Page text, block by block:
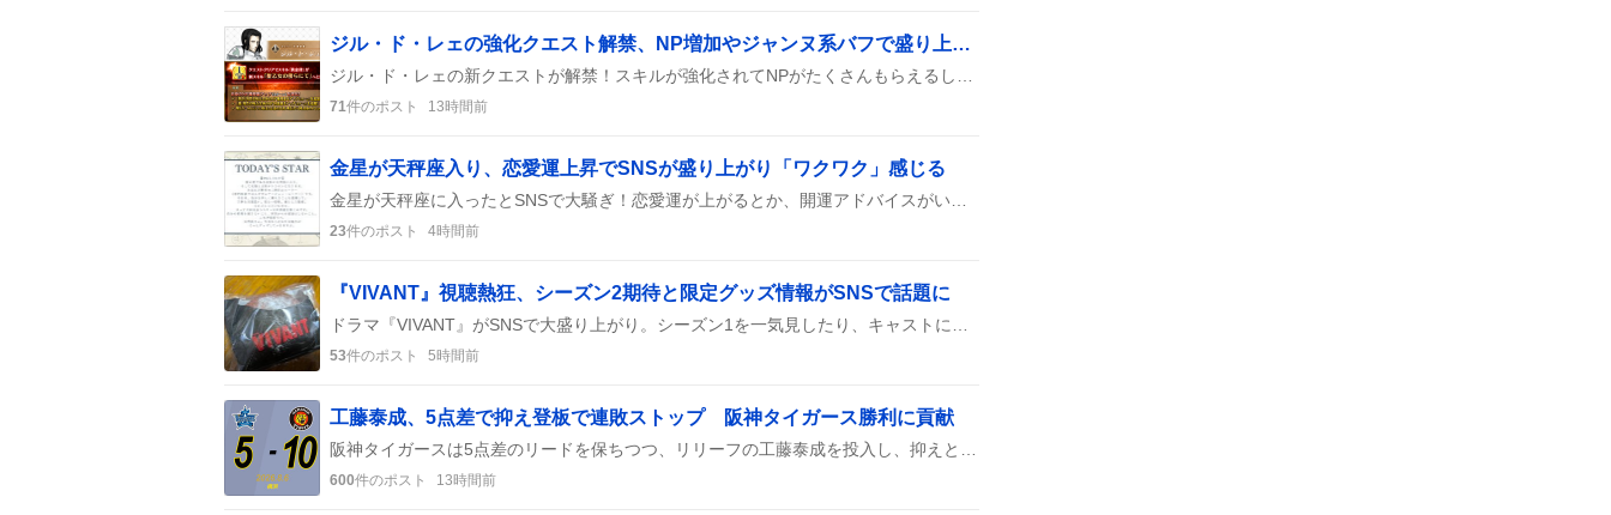
ジル・ド・レェの強化クエスト解禁、NP増加やジャンヌ系バフで盛り上がり
71件のポスト 13時間前
金星が天秤座入り、恋愛運上昇でSNSが盛り上がり「ワクワク」感じる
23件のポスト 4時間前
『VIVANT』視聴熱狂、シーズン2期待と限定グッズ情報がSNSで話題に
53件のポスト 5時間前
工藤泰成、5点差で抑え登板で連敗ストップ 阪神タイガース勝利に貢献
600件のポスト 13時間前